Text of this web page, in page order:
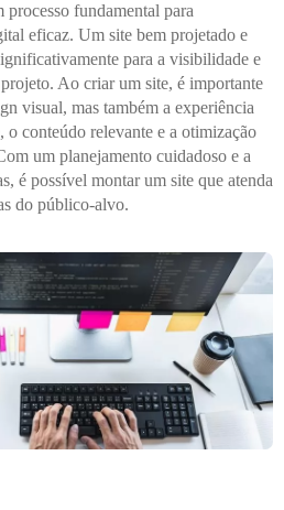
fundamental para
eficaz. Um site bem projetado e
para a visibilidade e
Ao criar um site, é importante
visual, mas também a experiência
o conteúdo relevante e a otimização
um planejamento cuidadoso e a
é possível montar um site que atenda
do público-alvo.